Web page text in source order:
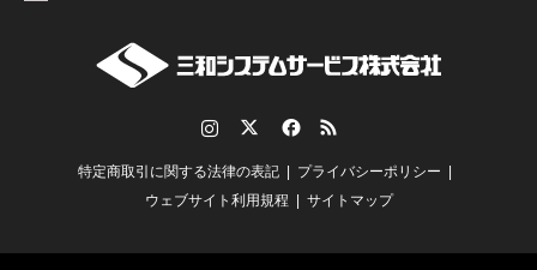
RSS
特定商取引に関する法律の表記
プライバシーポリシー
ウェブサイト利用規程
サイトマップ